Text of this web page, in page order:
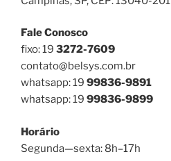
Fale Conosco
fixo: 19 3272-7609
contato@belsys.com.br
whatsapp: 19 99836-9891
whatsapp: 19 99836-9899
Horário
Segunda—sexta: 8h–17h